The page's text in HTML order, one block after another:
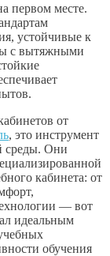
первом месте.
устойчивые к
с вытяжными
от
, это инструмент
среды. Они
кабинета: от
— вот
идеальным
обучения